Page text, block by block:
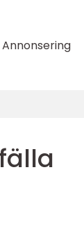
Annonsering